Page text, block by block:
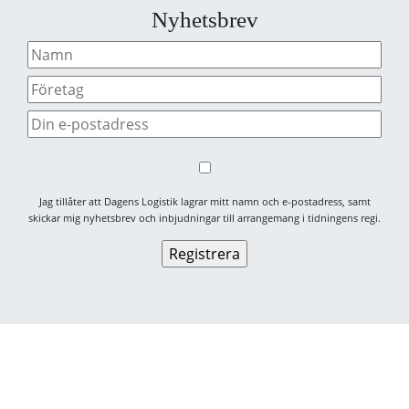
Nyhetsbrev
Jag tillåter att Dagens Logistik lagrar mitt namn och e-postadress, samt
skickar mig nyhetsbrev och inbjudningar till arrangemang i tidningens regi.